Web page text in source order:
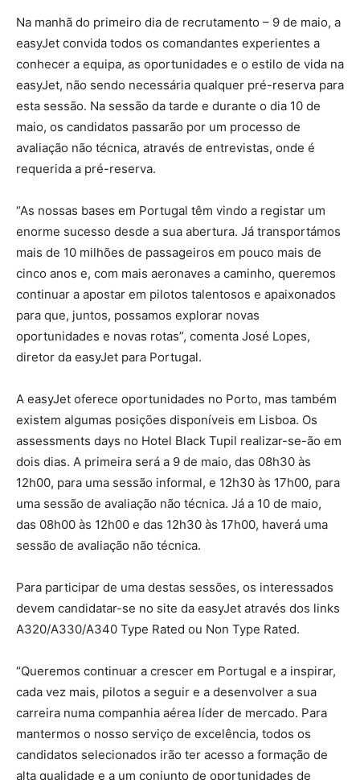
Na manhã do primeiro dia de recrutamento – 9 de maio, a
easyJet convida todos os comandantes experientes a
conhecer a equipa, as oportunidades e o estilo de vida na
easyJet, não sendo necessária qualquer pré-reserva para
esta sessão. Na sessão da tarde e durante o dia 10 de
maio, os candidatos passarão por um processo de
avaliação não técnica, através de entrevistas, onde é
requerida a pré-reserva.
“As nossas bases em Portugal têm vindo a registar um
enorme sucesso desde a sua abertura. Já transportámos
mais de 10 milhões de passageiros em pouco mais de
cinco anos e, com mais aeronaves a caminho, queremos
continuar a apostar em pilotos talentosos e apaixonados
para que, juntos, possamos explorar novas
oportunidades e novas rotas”, comenta José Lopes,
diretor da easyJet para Portugal.
A easyJet oferece oportunidades no Porto, mas também
existem algumas posições disponíveis em Lisboa. Os
assessments days no Hotel Black Tupil realizar-se-ão em
dois dias. A primeira será a 9 de maio, das 08h30 às
12h00, para uma sessão informal, e 12h30 às 17h00, para
uma sessão de avaliação não técnica. Já a 10 de maio,
das 08h00 às 12h00 e das 12h30 às 17h00, haverá uma
sessão de avaliação não técnica.
Para participar de uma destas sessões, os interessados
devem candidatar-se no site da easyJet através dos links
A320/A330/A340 Type Rated ou Non Type Rated.
“Queremos continuar a crescer em Portugal e a inspirar,
cada vez mais, pilotos a seguir e a desenvolver a sua
carreira numa companhia aérea líder de mercado. Para
mantermos o nosso serviço de excelência, todos os
candidatos selecionados irão ter acesso a formação de
alta qualidade e a um conjunto de oportunidades de